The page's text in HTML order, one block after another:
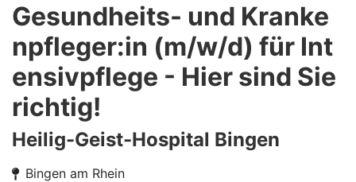
Gesundheits- und Kranke
npfleger:in (m/w/d) für Int
ensivpflege - Hier sind Sie
richtig!
Heilig-Geist-Hospital Bingen
Bingen am Rhein